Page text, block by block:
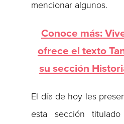
mencionar algunos.
Conoce más:
ofrece el texto
su sección
El día de hoy les
esta sección